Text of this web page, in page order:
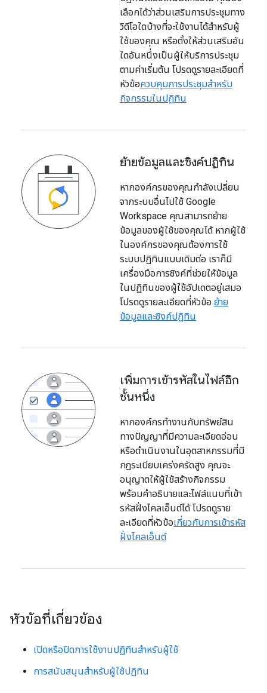
เลือกได้ว่าส่วนเสริมการประชุมทาง
วิดีโอใดบ้างที่จะใช้งานได้สำหรับผู้
ใช้ของคุณ หรือตั้งให้ส่วนเสริมอัน
ใดอันหนึ่งเป็นผู้ให้บริการประชุม
ตามค่าเริ่มต้น โปรดดูรายละเอียดที่
หัวข้อควบคุมการประชุมสำหรับ
กิจกรรมในปฏิทิน
ย้ายข้อมูลและซิงค์ปฏิทิน
หากองค์กรของคุณกำลังเปลี่ยน
จากระบบอื่นไปใช้ Google
Workspace คุณสามารถย้าย
ข้อมูลของผู้ใช้ของคุณได้ หากผู้ใช้
ในองค์กรของคุณต้องการใช้
ระบบปฏิทินแบบเดิมต่อ เราก็มี
เครื่องมือการซิงค์ที่ช่วยให้ข้อมูล
ในปฏิทินของผู้ใช้อัปเดตอยู่เสมอ
โปรดดูรายละเอียดที่หัวข้อ ย้าย
ข้อมูลและซิงค์ปฏิทิน
เพิ่มการเข้ารหัสในไฟล์อีก
ชั้นหนึ่ง
หากองค์กรทำงานกับทรัพย์สิน
ทางปัญญาที่มีความละเอียดอ่อน
หรือดำเนินงานในอุตสาหกรรมที่มี
กฎระเบียบเคร่งครัดสูง คุณจะ
อนุญาตให้ผู้ใช้สร้างกิจกรรม
พร้อมคำอธิบายและไฟล์แนบที่เข้า
รหัสฝั่งไคลเอ็นต์ได้ โปรดดูราย
ละเอียดที่หัวข้อเกี่ยวกับการเข้ารหัส
ฝั่งไคลเอ็นต์
หัวข้อที่เกี่ยวข้อง
เปิดหรือปิดการใช้งานปฏิทินสำหรับผู้ใช้
การสนับสนุนสำหรับผู้ใช้ปฏิทิน